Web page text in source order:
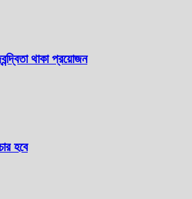
থাকা প্রয়োজন
হবে